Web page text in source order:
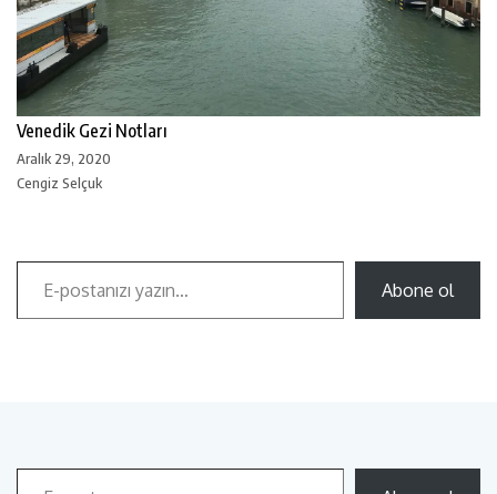
Venedik Gezi Notları
Aralık 29, 2020
Cengiz Selçuk
Abone ol